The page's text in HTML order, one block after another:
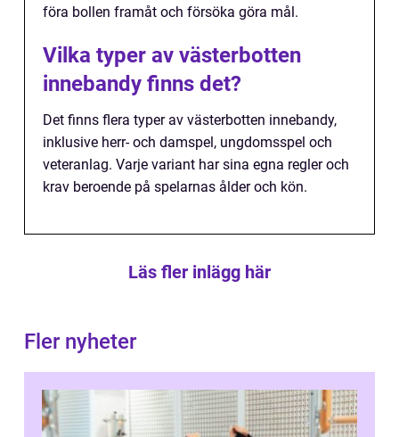
föra bollen framåt och försöka göra mål.
Vilka typer av västerbotten
innebandy finns det?
Det finns flera typer av västerbotten innebandy,
inklusive herr- och damspel, ungdomsspel och
veteranlag. Varje variant har sina egna regler och
krav beroende på spelarnas ålder och kön.
Läs fler inlägg här
Fler nyheter